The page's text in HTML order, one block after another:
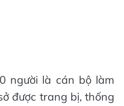
người là cán bộ làm
được trang bị, thống